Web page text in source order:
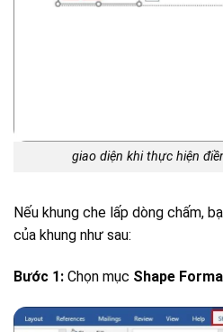
giao diện khi thực hiện
Nếu khung che lấp dòng chấm,
của khung như sau:
Bước 1: Chọn mục Shape